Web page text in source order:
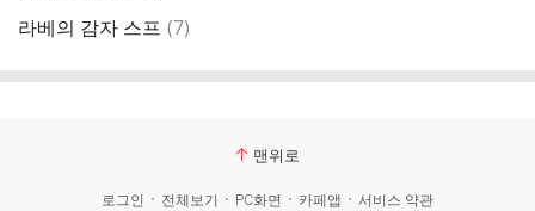
라베의 감자 스프 댓
(7)
맨위로
로그인 전체보기 PC화면 카페앱 서비스 약관